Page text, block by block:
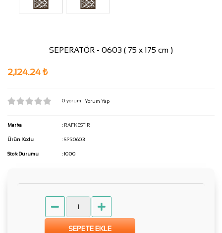
SEPERATÖR - 0603 ( 75 x 175 cm )
2,124.24 ₺
0 yorum | Yorum Yap
Marka : RAFKESTİR
Ürün Kodu : SPR0603
Stok Durumu : 1000
SEPETE EKLE